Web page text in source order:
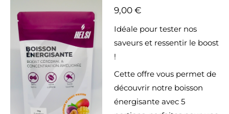
9,00 €
Idéale pour tester nos
saveurs et ressentir le boost
!
Cette offre vous permet de
découvrir notre boisson
énergisante avec 5